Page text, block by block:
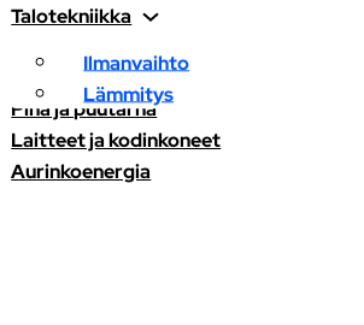
Talotekniikka
Ilmanvaihto
Lämmitys
Piha ja puutarha
Laitteet ja kodinkoneet
Aurinkoenergia